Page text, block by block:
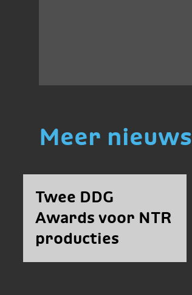
Meer nieuws
Twee DDG
Awards voor NTR
producties